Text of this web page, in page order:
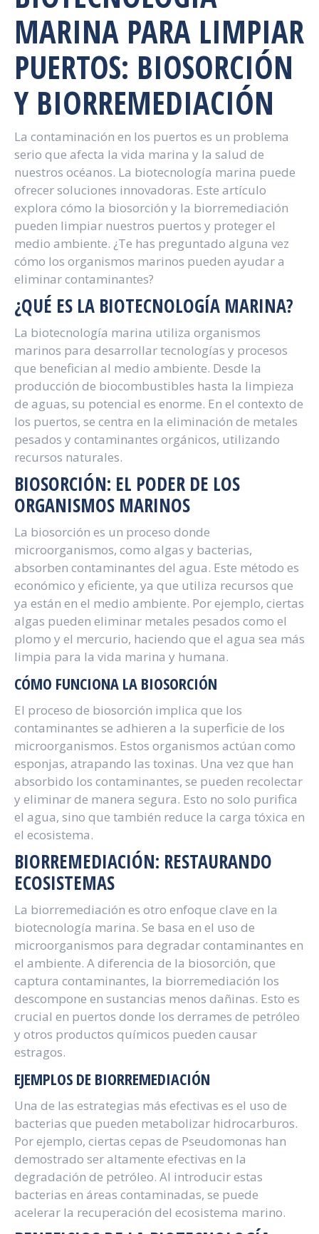
MARINA PARA LIMPIAR
PUERTOS: BIOSORCIÓN
Y BIORREMEDIACIÓN
La contaminación en los puertos es un problema
serio que afecta la vida marina y la salud de
nuestros océanos. La biotecnología marina puede
ofrecer soluciones innovadoras. Este artículo
explora cómo la biosorción y la biorremediación
pueden limpiar nuestros puertos y proteger el
medio ambiente. ¿Te has preguntado alguna vez
cómo los organismos marinos pueden ayudar a
eliminar contaminantes?
¿QUÉ ES LA BIOTECNOLOGÍA MARINA?
La biotecnología marina utiliza organismos
marinos para desarrollar tecnologías y procesos
que benefician al medio ambiente. Desde la
producción de biocombustibles hasta la limpieza
de aguas, su potencial es enorme. En el contexto de
los puertos, se centra en la eliminación de metales
pesados y contaminantes orgánicos, utilizando
recursos naturales.
BIOSORCIÓN: EL PODER DE LOS
ORGANISMOS MARINOS
La biosorción es un proceso donde
microorganismos, como algas y bacterias,
absorben contaminantes del agua. Este método es
económico y eficiente, ya que utiliza recursos que
ya están en el medio ambiente. Por ejemplo, ciertas
algas pueden eliminar metales pesados como el
plomo y el mercurio, haciendo que el agua sea más
limpia para la vida marina y humana.
CÓMO FUNCIONA LA BIOSORCIÓN
El proceso de biosorción implica que los
contaminantes se adhieren a la superficie de los
microorganismos. Estos organismos actúan como
esponjas, atrapando las toxinas. Una vez que han
absorbido los contaminantes, se pueden recolectar
y eliminar de manera segura. Esto no solo purifica
el agua, sino que también reduce la carga tóxica en
el ecosistema.
BIORREMEDIACIÓN: RESTAURANDO
ECOSISTEMAS
La biorremediación es otro enfoque clave en la
biotecnología marina. Se basa en el uso de
microorganismos para degradar contaminantes en
el ambiente. A diferencia de la biosorción, que
captura contaminantes, la biorremediación los
descompone en sustancias menos dañinas. Esto es
crucial en puertos donde los derrames de petróleo
y otros productos químicos pueden causar
estragos.
EJEMPLOS DE BIORREMEDIACIÓN
Una de las estrategias más efectivas es el uso de
bacterias que pueden metabolizar hidrocarburos.
Por ejemplo, ciertas cepas de Pseudomonas han
demostrado ser altamente efectivas en la
degradación de petróleo. Al introducir estas
bacterias en áreas contaminadas, se puede
acelerar la recuperación del ecosistema marino.